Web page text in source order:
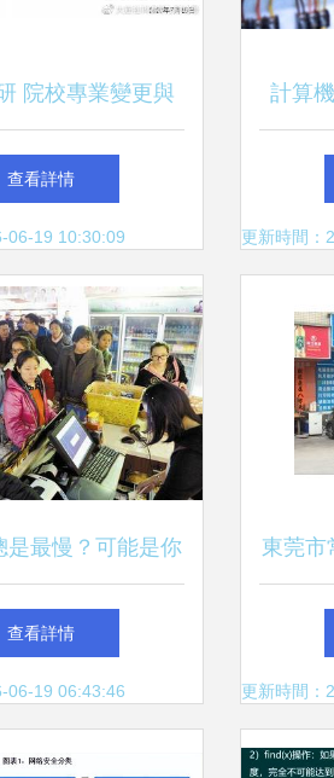
院校專業變更與
機網絡工程方向詳
解
查看詳情
06-19 10:30:09
計算
更新時間：
是最慢？可能是你
程’心態在作祟
查看詳情
06-19 06:43:46
東莞市
中國
更新時間：